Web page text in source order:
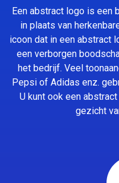
Een abstract logo is een
in plaats van
icoon dat in een abstract
een verborgen
het bedrijf. Veel
Pepsi of Adidas enz.
U kunt ook een
gezicht